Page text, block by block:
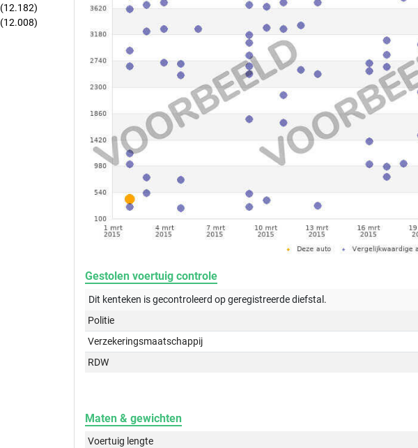
(12.182)
(12.008)
Gestolen voertuig controle
Dit kenteken is gecontroleerd opgeregistreerdediefstal.
Politie
Verzekeringsmaatschappij
RDW
Maten & gewichten
Voertuig lengte